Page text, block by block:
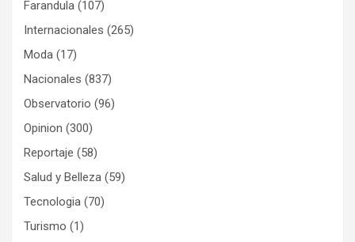
Farandula (107)
Internacionales (265)
Moda (17)
Nacionales (837)
Observatorio (96)
Opinion (300)
Reportaje (58)
Salud y Belleza (59)
Tecnologia (70)
Turismo (1)